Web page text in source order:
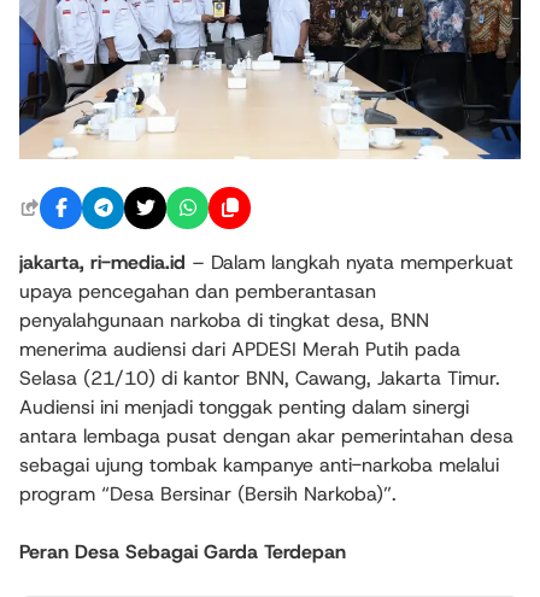
jakarta, ri-media.id – Dalam langkah nyata memperkuat
upaya pencegahan dan pemberantasan
penyalahgunaan narkoba di tingkat desa, BNN
menerima audiensi dari APDESI Merah Putih pada
Selasa (21/10) di kantor BNN, Cawang, Jakarta Timur.
Audiensi ini menjadi tonggak penting dalam sinergi
antara lembaga pusat dengan akar pemerintahan desa
sebagai ujung tombak kampanye anti-narkoba melalui
program “Desa Bersinar (Bersih Narkoba)”.
Peran Desa Sebagai Garda Terdepan